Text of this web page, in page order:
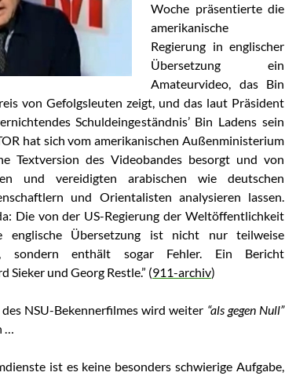
Woche präsentierte die
amerikanische
Regierung in englischer
Übersetzung ein
Amateurvideo, das Bin
von Gefolgsleuten zeigt, und das laut Präsident
Schuldeingeständnis’ Bin Ladens sein
hat sich vom amerikanischen Außenministerium
Textversion des Videobandes besorgt und von
und vereidigten arabischen wie deutschen
und Orientalisten analysieren lassen.
Die von der US-Regierung der Weltöffentlichkeit
englische Übersetzung ist nicht nur teilweise
sondern enthält sogar Fehler. Ein Bericht
Sieker und Georg Restle.” (911-archiv)
NSU-Bekennerfilmes wird weiter “als gegen Null”
…
ist es keine besonders schwierige Aufgabe,